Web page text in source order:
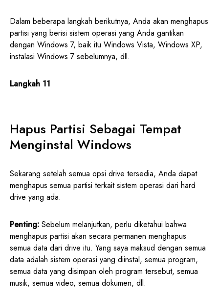
Dalam beberapa langkah berikutnya, Anda akan menghapus
partisi yang berisi sistem operasi yang Anda gantikan
dengan Windows 7, baik itu Windows Vista, Windows XP,
instalasi Windows 7 sebelumnya, dll.
Langkah 11
Hapus Partisi Sebagai Tempat
Menginstal Windows
Sekarang setelah semua opsi drive tersedia, Anda dapat
menghapus semua partisi terkait sistem operasi dari hard
drive yang ada.
Penting: Sebelum melanjutkan, perlu diketahui bahwa
menghapus partisi akan secara permanen menghapus
semua data dari drive itu. Yang saya maksud dengan semua
data adalah sistem operasi yang diinstal, semua program,
semua data yang disimpan oleh program tersebut, semua
musik, semua video, semua dokumen, dll.